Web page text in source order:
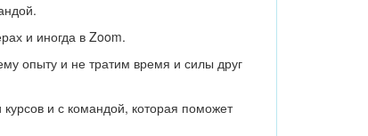
и иногда в Zoom.
опыту и не тратим время и силы друг
и с командой, которая поможет